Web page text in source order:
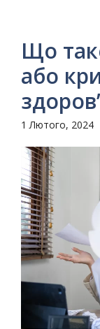
Що
або
1 Лютого, 2024